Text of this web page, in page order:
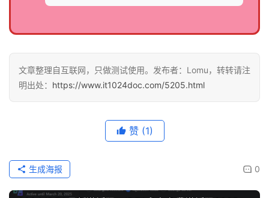
文章整理自互联网，只做测试使用。发布者：Lomu，转转请注
明出处： https://www.it1024doc.com/5205.html
赞 (1)
0
生成海报